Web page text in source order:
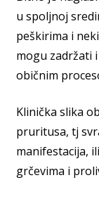
u spoljnoj
peškirima i
mogu zadržati
običnim
Klinička slika
pruritusa, tj
manifestacija,
grčevima i